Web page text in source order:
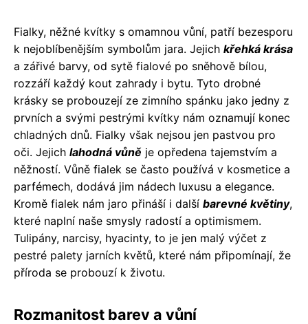
Fialky, něžné kvítky s omamnou vůní, patří bezesporu
k nejoblíbenějším symbolům jara. Jejich křehká krása
a zářivé barvy, od sytě fialové po sněhově bílou,
rozzáří každý kout zahrady i bytu. Tyto drobné
krásky se probouzejí ze zimního spánku jako jedny z
prvních a svými pestrými kvítky nám oznamují konec
chladných dnů. Fialky však nejsou jen pastvou pro
oči. Jejich lahodná vůně je opředena tajemstvím a
něžností. Vůně fialek se často používá v kosmetice a
parfémech, dodává jim nádech luxusu a elegance.
Kromě fialek nám jaro přináší i další barevné květiny,
které naplní naše smysly radostí a optimismem.
Tulipány, narcisy, hyacinty, to je jen malý výčet z
pestré palety jarních květů, které nám připomínají, že
příroda se probouzí k životu.
Rozmanitost barev a vůní